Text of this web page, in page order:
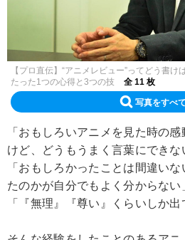
【プロ直伝】“アニメレビュー”ってどう書け
たった1つの心得と3つの技
全 11 枚
写真をすべ
「おもしろいアニメを見た時の
けど、どうもうまく言葉にできな
「おもしろかったことは間違い
たのかが自分でもよく分からない
「『無理』『尊い』くらいしか